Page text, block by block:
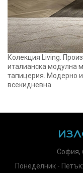
Колекция Living.
италианска модулна
тапицерия. Модерно
всекидневна.
София,
Понеделник -